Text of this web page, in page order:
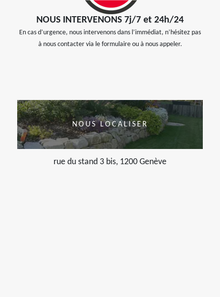
NOUS INTERVENONS 7j/7 et 24h/24
En cas d’urgence, nous intervenons dans l’immédiat, n’hésitez pas
à nous contacter via le formulaire ou à nous appeler.
NOUS LOCALISER
rue du stand 3 bis, 1200 Genève